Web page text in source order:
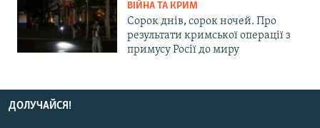
ВІЙНА ТА КРИМ
Сорок днів, сорок ночей. Про
результати кримської операції з
примусу Росії до миру
ДОЛУЧАЙСЯ!